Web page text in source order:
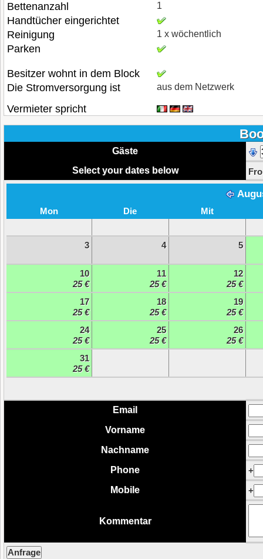
Bettenanzahl 1
Handtücher eingerichtet
Reinigung
1 x wöchentlich
Parken
Besitzer wohnt in dem Block
Die Stromversorgung ist
aus dem Netzwerk
Vermieter spricht
Gäste
Select your dates below
Mon Die Mit
3 4 5
10
25 €
11
25 €
12
25 €
17
25 €
18
25 €
19
25 €
24
25 €
25
25 €
26
25 €
31
25 €
Email
Vorname
Nachname
Phone
+
Mobile
+
Kommentar